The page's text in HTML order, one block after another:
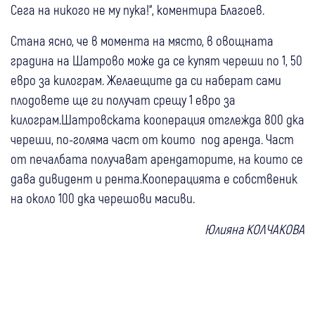
Сега на никого не му пука!“, коментира Благоев.
Стана ясно, че в момента на място, в овощната
градина на Шатрово може да се купят череши по 1, 50
евро за килограм. Желаещите да си наберат сами
плодовете ще ги получат срещу 1 евро за
килограм.Шатровската кооперация отглежда 800 дка
череши, по-голяма част от които под аренда. Част
от печалбата получават арендаторите, на които се
дава дивидент и рента.Кооперацията е собственик
на около 100 дка черешови масиви.
Юлияна КОЛЧАКОВА